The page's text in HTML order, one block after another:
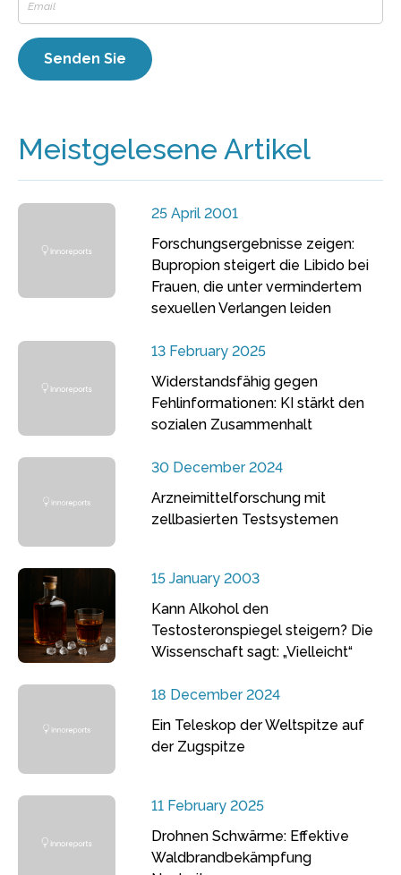
Meistgelesene Artikel
25 April 2001
Forschungsergebnisse zeigen:
Bupropion steigert die Libido bei
Frauen, die unter vermindertem
sexuellen Verlangen leiden
13 February 2025
Widerstandsfähig gegen
Fehlinformationen: KI stärkt den
sozialen Zusammenhalt
30 December 2024
Arzneimittelforschung mit
zellbasierten Testsystemen
15 January 2003
Kann Alkohol den
Testosteronspiegel steigern? Die
Wissenschaft sagt: „Vielleicht“
18 December 2024
Ein Teleskop der Weltspitze auf
der Zugspitze
11 February 2025
Drohnen Schwärme: Effektive
Waldbrandbekämpfung